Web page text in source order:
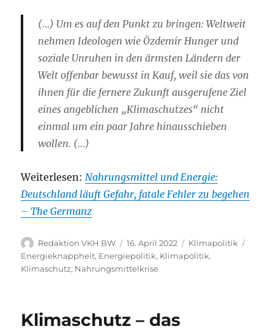
(…) Um es auf den Punkt zu bringen: Weltweit
nehmen Ideologen wie Özdemir Hunger und
soziale Unruhen in den ärmsten Ländern der
Welt offenbar bewusst in Kauf, weil sie das von
ihnen für die fernere Zukunft ausgerufene Ziel
eines angeblichen „Klimaschutzes“ nicht
einmal um ein paar Jahre hinausschieben
wollen. (…)
Weiterlesen:Nahrungsmittel und Energie:
Deutschland läuft Gefahr, fatale Fehler zu begehen
– The Germanz
Autor
Redaktion VKH BW
Veröffentlicht
am
16. April 2022 Kategorien
Klimapolitik
Energieknappheit, Energiepolitik, Klimapolitik,
Klimaschutz, Nahrungsmittelkrise
Klimaschutz – das